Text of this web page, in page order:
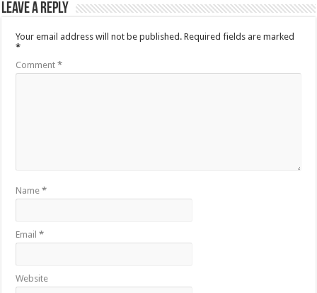
Leave a Reply
Your email address will not be published. Required fields are marked
*
Comment*
Name*
Email*
Website